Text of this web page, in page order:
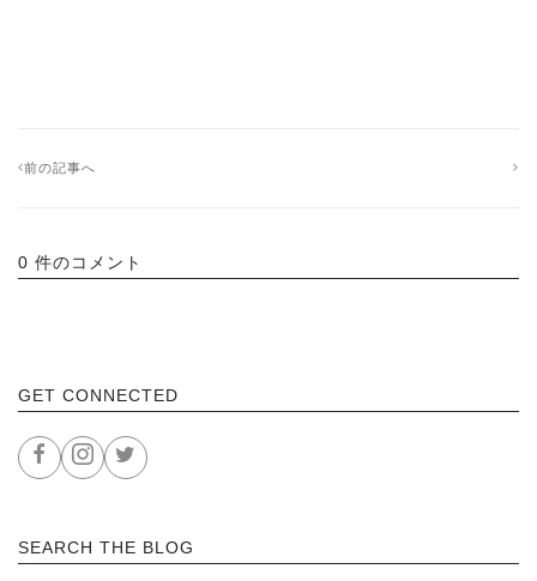
前の記事へ
0 件のコメント
GET CONNECTED
SEARCH THE BLOG